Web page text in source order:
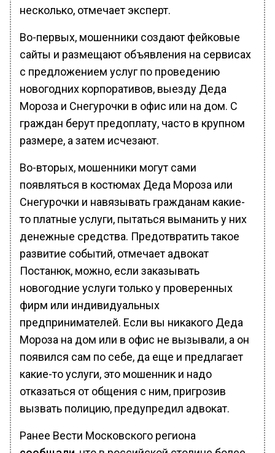
несколько, отмечает эксперт.
Во-первых, мошенники создают фейковые
сайты и размещают объявления на сервисах
с предложением услуг по проведению
новогодних корпоративов, выезду Деда
Мороза и Снегурочки в офис или на дом. С
граждан берут предоплату, часто в крупном
размере, а затем исчезают.
Во-вторых, мошенники могут сами
появляться в костюмах Деда Мороза или
Снегурочки и навязывать гражданам какие-
то платные услуги, пытаться выманить у них
денежные средства. Предотвратить такое
развитие событий, отмечает адвокат
Постанюк, можно, если заказывать
новогодние услуги только у проверенных
фирм или индивидуальных
предпринимателей. Если вы никакого Деда
Мороза на дом или в офис не вызывали, а он
появился сам по себе, да еще и предлагает
какие-то услуги, это мошенник и надо
отказаться от общения с ним, пригрозив
вызвать полицию, предупредил адвокат.
Ранее Вести Московского региона